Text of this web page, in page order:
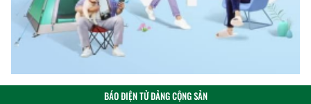
BÁO ĐIỆN TỬ ĐẢNG CỘNG SẢN